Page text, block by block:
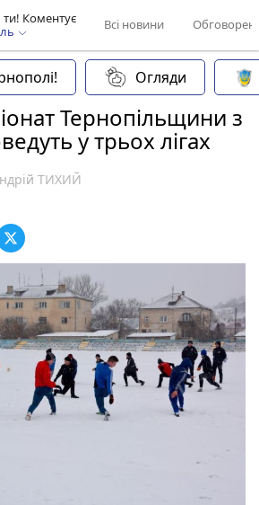
Коментує
Всі новини
Огляди
Тернопільщини з
у трьох лігах
ТИХИЙ